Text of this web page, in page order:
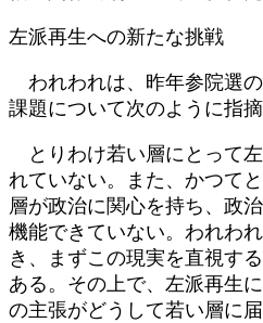
左派再生への新たな挑戦
われわれは、昨年参院選
課題について次のように指摘
とりわけ若い層にとって
れていない。また、かつて
層が政治に関心を持ち、政
機能できていない。われわ
き、まずこの現実を直視す
ある。その上で、左派再生
の主張がどうして若い層に